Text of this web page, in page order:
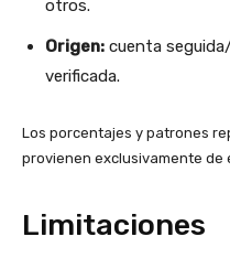
otros.
Origen: cuenta
verificada.
Los porcentajes y patrones
provienen exclusivamente de
Limitaciones